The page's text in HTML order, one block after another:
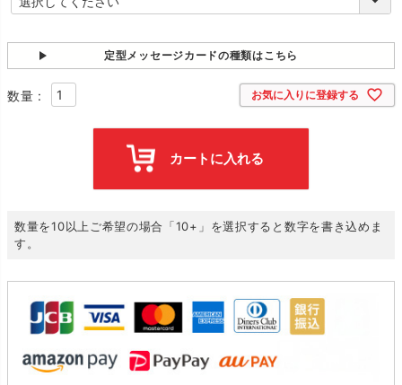
必
)
定型メッセージカードの種類はこちら
お気に入りに登録する
カートに入れる
数量を10以上ご希望の場合「10+」を選択すると数字を書き込めま
す。